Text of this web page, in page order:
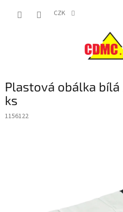
CZK
Plastová obálka bílá
ks
1156122